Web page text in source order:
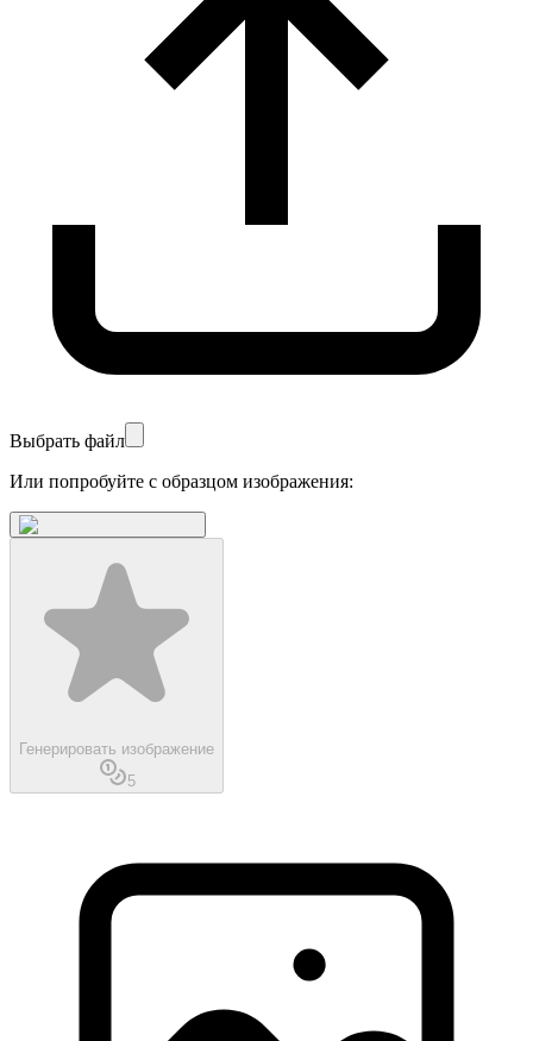
Выбрать файл
Или попробуйте с образцом изображения:
Генерировать изображение
5